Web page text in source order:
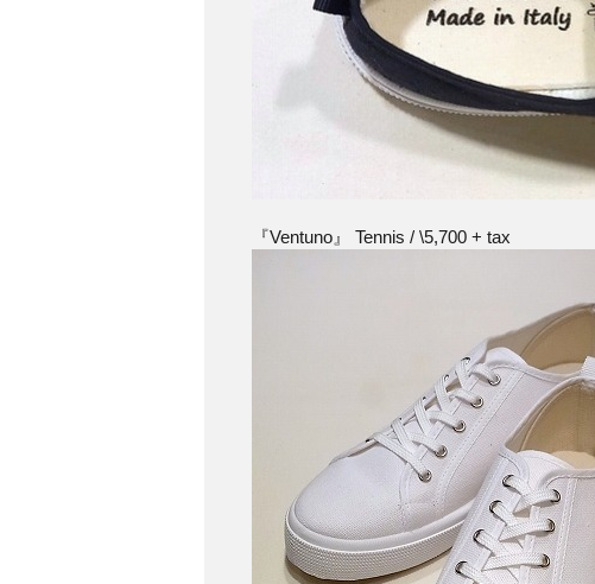
『Ventuno』 Tennis / \5,700 + tax